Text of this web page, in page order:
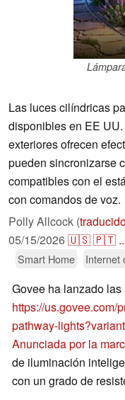
Las luces cilíndricas
disponibles en EE
exteriores ofrecen
pueden sincronizarse
compatibles con el
con comandos de voz.
Polly Allcock (
05/15/2026🇺🇸🇵🇹
Smart Home Internet
Govee ha lanzado
https://us.govee.com/
pathway-
Anunciada por la
de iluminación
con un grado de